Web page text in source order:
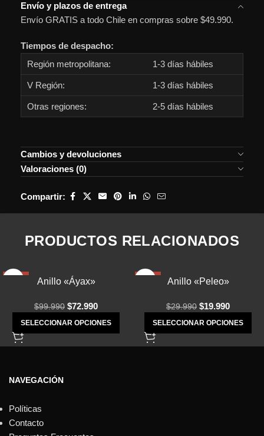
Envío y plazos de entrega
Envío GRATIS a todo Chile en compras sobre $49.990.
Tiempos de despacho:
Región metropolitana:
1-3 días hábiles
V Región: 1-3 días hábiles
Otras regiones: 2-5 días hábiles
Cambios y devoluciones
Valoraciones (0)
Compartir:
PRODUCTOS RELACIONADOS
Anillo «Áyax»
$99.990 $72.990
SELECCIONAR OPCIONES
Anillo «Peleo»
$29.990 $19.990
SELECCIONAR OPCIONES
NAVEGACIÓN
Políticas
Contacto